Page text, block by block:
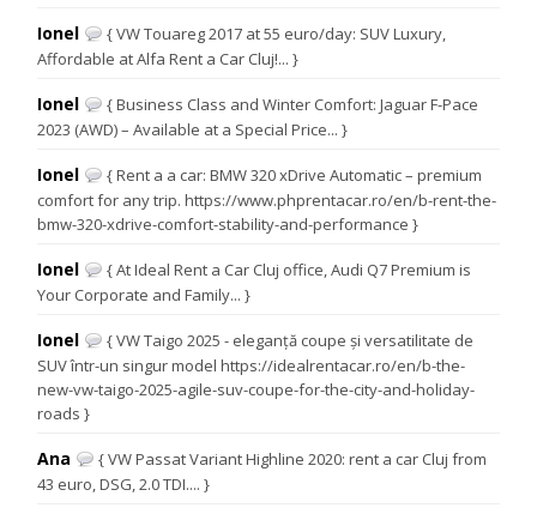
Ionel
{ VW Touareg 2017 at 55 euro/day: SUV Luxury,
Affordable at Alfa Rent a Car Cluj!... }
Ionel
{ Business Class and Winter Comfort: Jaguar F-Pace
2023 (AWD) – Available at a Special Price... }
Ionel
{ Rent a a car: BMW 320 xDrive Automatic – premium
comfort for any trip. https://www.phprentacar.ro/en/b-rent-the-
bmw-320-xdrive-comfort-stability-and-performance }
Ionel
{ At Ideal Rent a Car Cluj office, Audi Q7 Premium is
Your Corporate and Family... }
Ionel
{ VW Taigo 2025 - eleganță coupe și versatilitate de
SUV într-un singur model https://idealrentacar.ro/en/b-the-
new-vw-taigo-2025-agile-suv-coupe-for-the-city-and-holiday-
roads }
Ana
{ VW Passat Variant Highline 2020: rent a car Cluj from
43 euro, DSG, 2.0 TDI.... }